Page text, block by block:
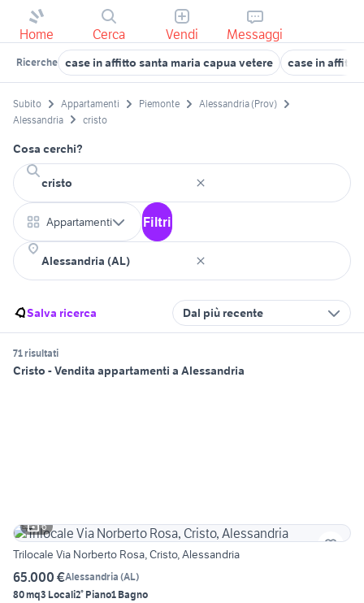
Home Cerca Vendi Messaggi
Ricerche case in affitto santa maria capua vetere case in affitto
Subito Appartamenti Piemonte
Alessandria (Prov)
Alessandria
cristo
Cosa cerchi?
Appartamenti Filtri
Salva ricerca Dal più recente
71 risultati
Cristo - Vendita appartamenti a Alessandria
6
Trilocale Via Norberto Rosa, Cristo, Alessandria
65.000 €Alessandria (AL)
80 mq3 Locali2° Piano1 Bagno